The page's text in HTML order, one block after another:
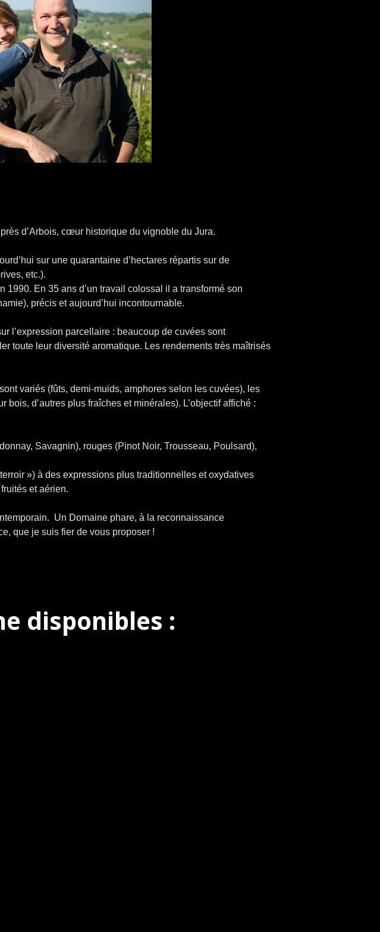
d’Arbois, cœur historique du vignoble du Jura.
sur une quarantaine d’hectares répartis sur de
etc.).
En 35 ans d’un travail colossal il a transformé son
précis et aujourd’hui incontournable.
l’expression parcellaire : beaucoup de cuvées sont
toute leur diversité aromatique. Les rendements très maîtrisés
variés (fûts, demi-muids, amphores selon les cuvées), les
d’autres plus fraîches et minérales). L’objectif affiché :
Savagnin), rouges (Pinot Noir, Trousseau, Poulsard),
») à des expressions plus traditionnelles et oxydatives
et aérien.
Un Domaine phare, à la reconnaissance
que je suis fier de vous proposer !
disponibles :